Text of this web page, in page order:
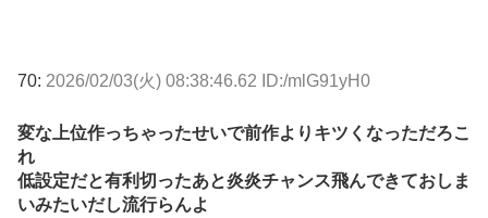
70: 2026/02/03(火) 08:38:46.62 ID:/mlG91yH0
変な上位作っちゃったせいで前作よりキツくなっただろこ
れ
低設定だと有利切ったあと炎炎チャンス飛んできておしま
いみたいだし流行らんよ